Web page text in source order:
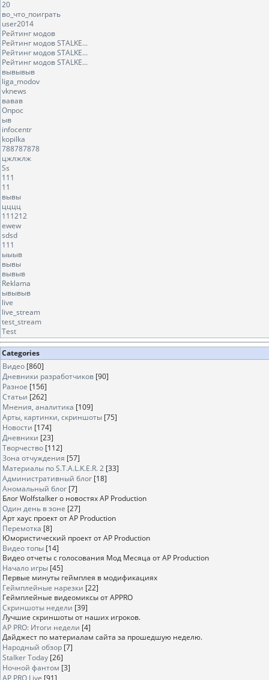
20
во_что_поиграть
user2014
Рейтинг модов
Рейтинг модов STALKE...
Рейтинг модов STALKE...
Рейтинг модов STALKE...
вывывыв
liga_modov
vknews
вавав
Опрос
ыв
infocentr
kopilka
788787878
цжлжлж
Ss
111
11
вывы
цццц
111212
ewew
sdsd
111
ыыыв
вывы
вывыв
Reklama
ывывыв
live
live_stream
test_stream
Test
Categories
Видео [860]
Дневники разработчиков [90]
Разное [156]
Статьи [262]
Мнения, аналитика [109]
Арты, картинки, скриншоты [75]
Новости [174]
Дневники [23]
Творчество [112]
Зона отчуждения [57]
Материалы по S.T.A.L.K.E.R. 2 [33]
Административный блог [18]
Аномальный блог [7]
Блог Wolfstalker о новостях AP Production
Один день в зоне [27]
Арт хаус проект от AP Production
Перемотка [8]
Юмористический проект от AP Production
Видео топы [14]
Видео отчеты с голосования Мод Месяца от AP Production
Начало игры [45]
Первые минуты геймплея в модификациях
Геймплейные нарезки [22]
Геймплейные видеомиксы от APPRO
Скриншоты недели [39]
Лучшие скриншоты от наших игроков.
AP PRO: Итоги недели [4]
Дайджест по материалам сайта за прошедшую неделю.
Народный обзор [7]
Stalker Today [26]
Ночной фантом [3]
AP PRO Live [91]